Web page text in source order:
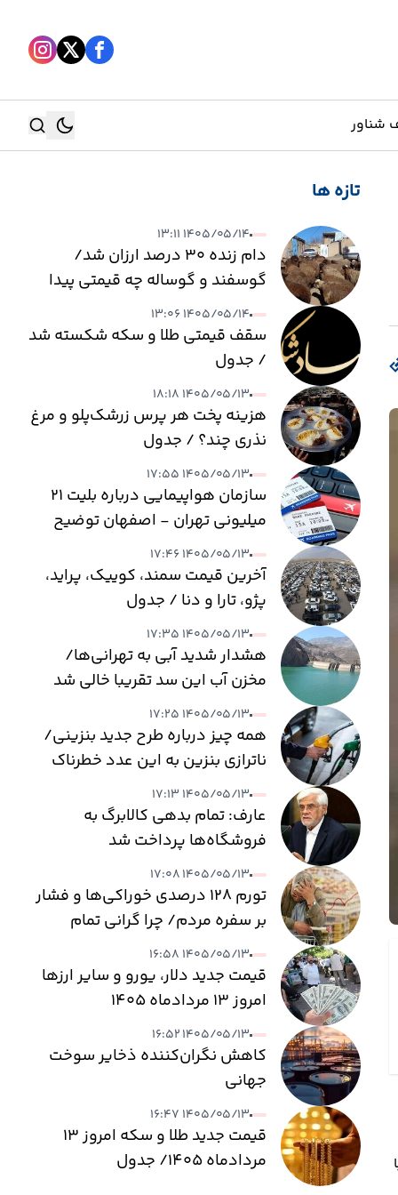
شناور
جستجو
تازه ها
۱۴۰۵/۰۵/۱۴ ۱۳:۱۱
دام زنده ۳۰ درصد ارزان شد/
گوسفند و گوساله چه قیمتی پیدا
کرد؟
۱۴۰۵/۰۵/۱۴ ۱۳:۰۶
سقف قیمتی طلا و سکه شکسته شد
/ جدول
۱۴۰۵/۰۵/۱۳ ۱۸:۱۸
هزینه پخت هر پرس زرشک‌پلو و مرغ
نذری چند؟ / جدول
۱۴۰۵/۰۵/۱۳ ۱۷:۵۵
سازمان هواپیمایی درباره بلیت ۲۱
میلیونی تهران - اصفهان توضیح
داد۱۴۰۵/۰۵/۱۳ ۱۷:۴۶
آخرین قیمت سمند، کوییک، پراید،
پژو، تارا و دنا / جدول
۱۴۰۵/۰۵/۱۳ ۱۷:۳۵
هشدار شدید آبی به تهرانی‌ها/
مخزن آب این سد تقریبا خالی شد
۱۴۰۵/۰۵/۱۳ ۱۷:۲۵
همه چیز درباره طرح جدید بنزینی/
ناترازی بنزین به این عدد خطرناک
می‌رسد
۱۴۰۵/۰۵/۱۳ ۱۷:۱۳
عارف: تمام بدهی کالابرگ به
فروشگاه‌ها پرداخت شد
۱۴۰۵/۰۵/۱۳ ۱۷:۰۸
تورم ۱۲۸ درصدی خوراکی‌ها و فشار
بر سفره مردم/ چرا گرانی تمام
نمی‌شود؟
۱۴۰۵/۰۵/۱۳ ۱۶:۵۸
قیمت جدید دلار، یورو و سایر ارزها
امروز ۱۳ مردادماه ۱۴۰۵
۱۴۰۵/۰۵/۱۳ ۱۶:۵۲
کاهش نگران‌کننده ذخایر سوخت
جهانی
۱۴۰۵/۰۵/۱۳ ۱۶:۴۷
قیمت جدید طلا و سکه امروز ۱۳
مردادماه ۱۴۰۵/ جدول